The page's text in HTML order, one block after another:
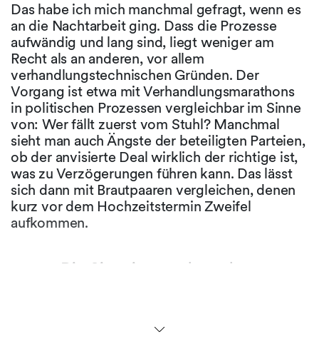
Das habe ich mich manchmal gefragt, wenn es
an die Nachtarbeit ging. Dass die Prozesse
aufwändig und lang sind, liegt weniger am
Recht als an anderen, vor allem
verhandlungstechnischen Gründen. Der
Vorgang ist etwa mit Verhandlungsmarathons
in politischen Prozessen vergleichbar im Sinne
von: Wer fällt zuerst vom Stuhl? Manchmal
sieht man auch Ängste der beteiligten Parteien,
ob der anvisierte Deal wirklich der richtige ist,
was zu Verzögerungen führen kann. Das lässt
sich dann mit Brautpaaren vergleichen, denen
kurz vor dem Hochzeitstermin Zweifel
aufkommen.
Die Situation rund um das
herausfordernd und der